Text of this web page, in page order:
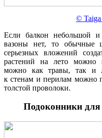
© Taiga
Если балкон небольшой и
вазоны нет, то обычные
серьезных вложений
растений на лето можно
можно как травы, так и
к стенам и перилам можно
толстой проволоки.
Подоконники